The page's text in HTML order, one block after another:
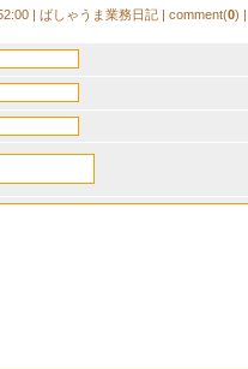
| ばしゃうま業務日記 | comment(0)